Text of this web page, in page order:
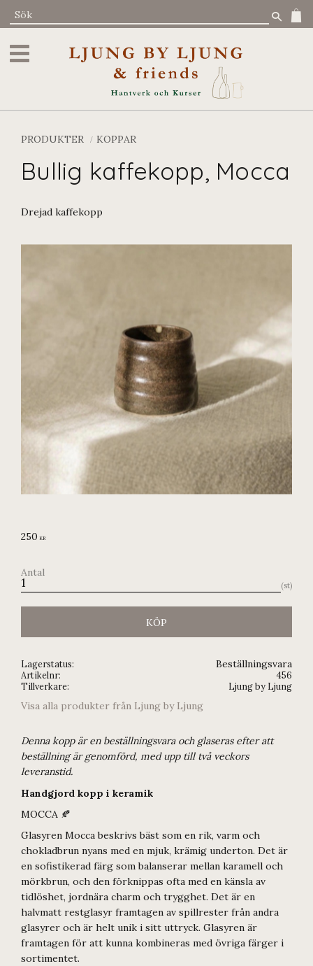
Meny
PRODUKTER KOPPAR
Bullig kaffekopp, Mocca
Drejad kaffekopp
250 KR
Antal
st
KÖP
Lagerstatus Beställningsvara
Artikelnr
456
Tillverkare
Ljung by Ljung
Visa alla produkter från Ljung by Ljung
Denna kopp är en beställningsvara och glaseras efter att
beställning är genomförd, med upp till två veckors
leveranstid.
Handgjord kopp i keramik
MOCCA 🍂
Glasyren Mocca beskrivs bäst som en rik, varm och
chokladbrun nyans med en mjuk, krämig underton. Det är
en sofistikerad färg som balanserar mellan karamell och
mörkbrun, och den förknippas ofta med en känsla av
tidlöshet, jordnära charm och trygghet. Det är en
halvmatt restglasyr framtagen av spillrester från andra
glasyrer och är helt unik i sitt uttryck. Glasyren är
framtagen för att kunna kombineras med övriga färger i
sortimentet.